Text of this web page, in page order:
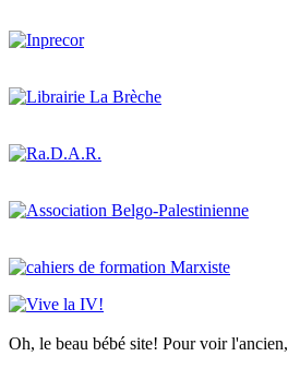
Oh, le beau bébé site! Pour voir